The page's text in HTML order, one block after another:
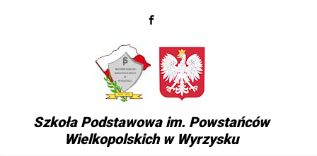
Szkoła Podstawowa im. Powstańców
Wielkopolskich w Wyrzysku